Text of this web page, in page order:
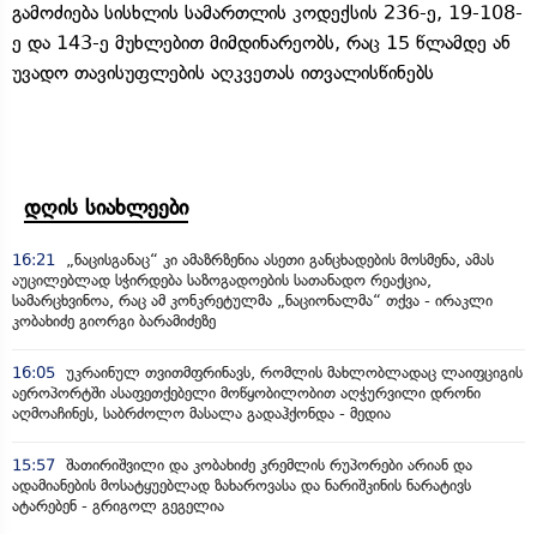
გამოძიება სისხლის სამართლის კოდექსის 236-ე, 19-108-
ე და 143-ე მუხლებით მიმდინარეობს, რაც 15 წლამდე ან
უვადო თავისუფლების აღკვეთას ითვალისწინებს
დღის სიახლეები
16:21
„ნაცისგანაც“ კი ამაზრზენია ასეთი განცხადების მოსმენა, ამას
აუცილებლად სჭირდება საზოგადოების სათანადო რეაქცია,
სამარცხვინოა, რაც ამ კონკრეტულმა „ნაციონალმა“ თქვა - ირაკლი
კობახიძე გიორგი ბარამიძეზე
16:05 უკრაინულ თვითმფრინავს, რომლის მახლობლადაც ლაიფციგის
აეროპორტში ასაფეთქებელი მოწყობილობით აღჭურვილი დრონი
აღმოაჩინეს, საბრძოლო მასალა გადაჰქონდა - მედია
15:57 შათირიშვილი და კობახიძე კრემლის რუპორები არიან და
ადამიანების მოსატყუებლად ზახაროვასა და ნარიშკინის ნარატივს
ატარებენ - გრიგოლ გეგელია